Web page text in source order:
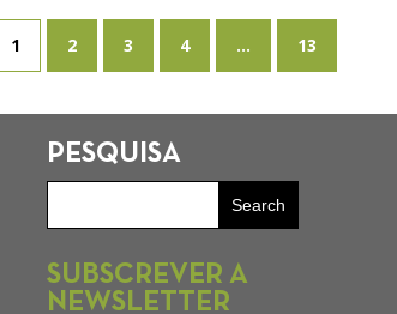
1 2 3 4 ... 13
PESQUISA
SUBSCREVER A
NEWSLETTER